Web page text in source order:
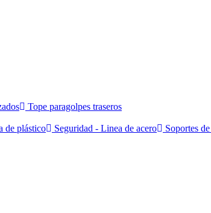
Tope paragolpes traseros
de plástico Seguridad - Linea de acero
Soportes